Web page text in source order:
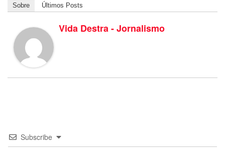
Sobre Últimos Posts
Vida Destra - Jornalismo
Subscribe